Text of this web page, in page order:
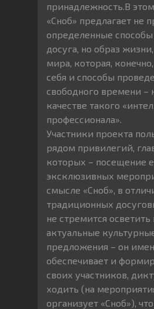
принадлежность.В
«Сноб» предлагает не
определенные
досуга, но образ
мира, которая,
себя и способы
свободного времени –
качестве такого
профессионала».
Участники проекта
рядом привилегий,
которых – посещение
эксклюзивных
смысле «Сноб», в
традиционных
не стремится осветить
актуальные
предложения – он
обеспечивает и
своих участников,
ходить (на
организует «Сноб»),